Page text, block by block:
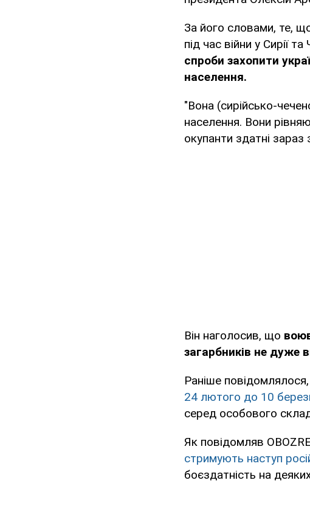
За його словами, те,
під час війни у Сирії
спроби захопити
населення.
"Вона (сирійсько-
населення. Вони
окупанти здатні
Він наголосив, що
загарбників не дуже
Раніше
24 лютого до 10
серед особового
Як повідомляв
стримують наступ
боєздатність на